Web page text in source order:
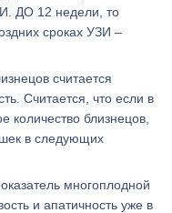
ДО 12 недели, то
сроках УЗИ –
считается
Считается, что если в
количество близнецов,
в следующих
многоплодной
и апатичность уже в